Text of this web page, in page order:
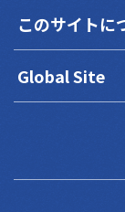
このサイトに
Global Site